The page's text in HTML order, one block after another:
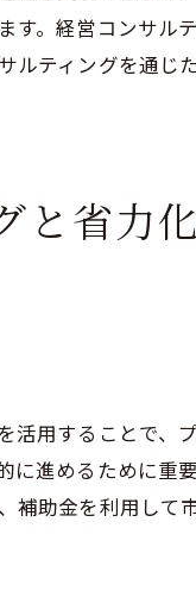
金活用の成功事例
。経営コンサル
ティングを通じ
と省力
用することで、
進めるために重
助金を利用して